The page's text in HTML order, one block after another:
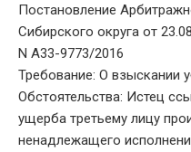
Постановление
Сибирского округа от
N А33-9773/2016
Требование: О взыскании
Обстоятельства: Истец
ущерба третьему лицу
ненадлежащего